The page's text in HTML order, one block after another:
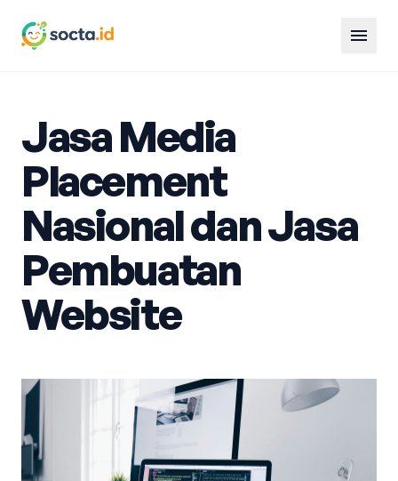
menu
English
Jasa Media
Placement
Nasional dan Jasa
Pembuatan
Website